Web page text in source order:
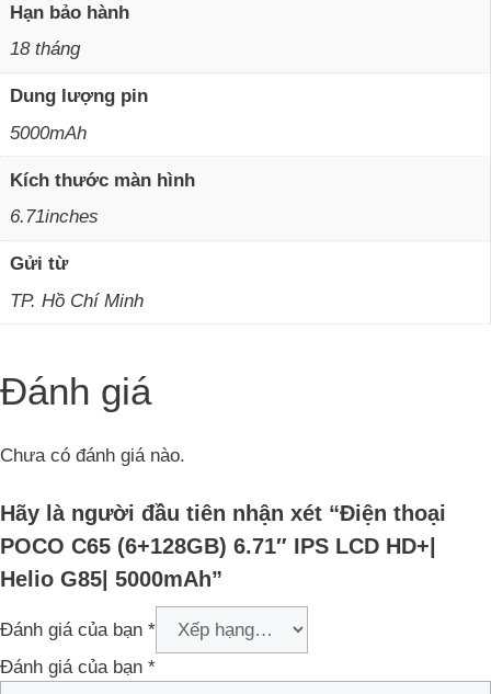
Hạn bảo hành
18 tháng
Dung lượng pin
5000mAh
Kích thước màn hình
6.71inches
Gửi từ
TP. Hồ Chí Minh
Đánh giá
Chưa có đánh giá nào.
Hãy là người đầu tiên nhận xét “Điện thoại
POCO C65 (6+128GB) 6.71″ IPS LCD HD+|
Helio G85| 5000mAh”
Đánh giá của bạn *
Đánh giá của bạn *